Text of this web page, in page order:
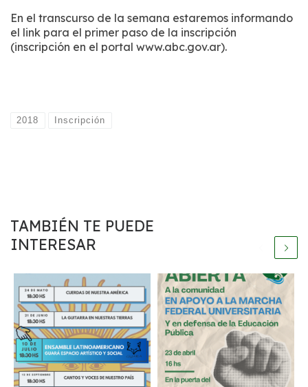
En el transcurso de la semana estaremos informando
el link para el primer paso de la inscripción
(inscripción en el portal www.abc.gov.ar).
2018 Inscripción
TAMBIÉN TE PUEDE
INTERESAR